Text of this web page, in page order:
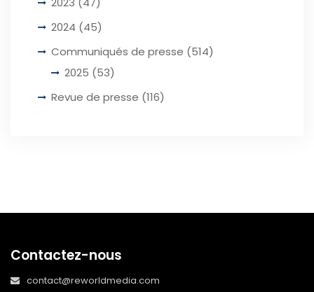
2024 (45)
Communiqués de presse (514)
2025 (53)
Revue de presse (116)
Contactez-nous
contact@reworldmedia.com